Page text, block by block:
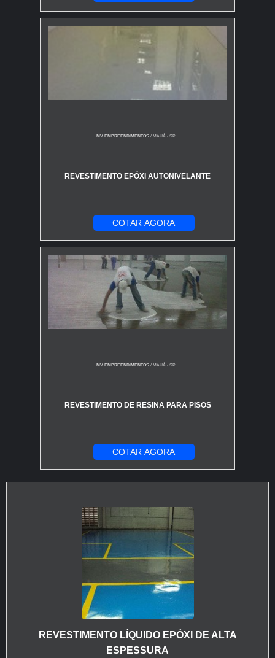
MV EMPREENDIMENTOS/ MAUÁ - SP
REVESTIMENTO EPÓXI AUTONIVELANTE
COTAR AGORA
MV EMPREENDIMENTOS/ MAUÁ - SP
REVESTIMENTO DE RESINA PARA PISOS
COTAR AGORA
REVESTIMENTO LÍQUIDO EPÓXI DE ALTA
ESPESSURA